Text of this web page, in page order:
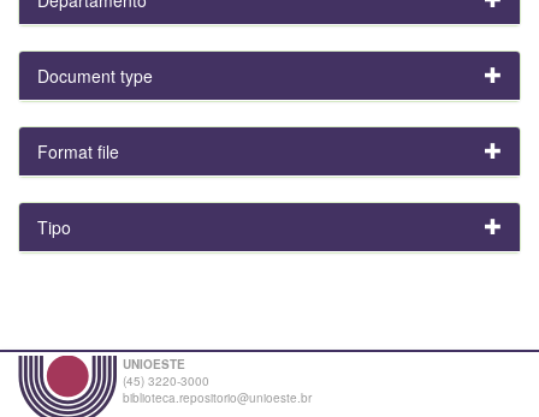
Document type
Format file
Tipo
UNIOESTE
(45) 3220-3000
biblioteca.repositorio@unioeste.br